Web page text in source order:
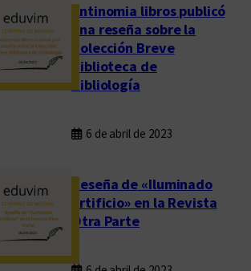
Antinomia libros publicó
una reseña sobre la
Colección Breve
Biblioteca de
Bibliología
6 de abril de 2023
Reseña de «Iluminado
artificio» en la Revista
Otra Parte